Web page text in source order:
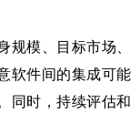
规模、目标市场、
软件间的集成可能
同时，持续评估和